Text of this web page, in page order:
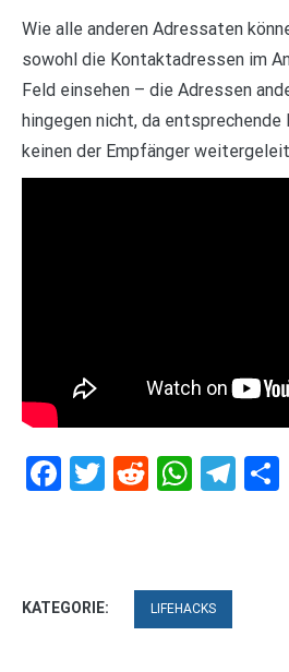
Wie alle anderen Adressaten
sowohl die Kontaktadressen im
Feld einsehen – die Adressen
hingegen nicht, da
keinen der Empfänger
Facebook
Twitter
Reddit
KATEGORIE: LIFEHACKS